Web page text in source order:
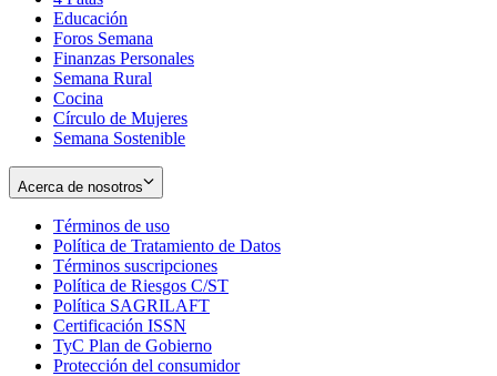
window
new
window
Educación
Foros Semana
Finanzas Personales
Semana Rural
Cocina
Círculo de Mujeres
Semana Sostenible
Acerca de nosotros
Términos de uso
in
new
window
Política de Tratamiento de Datos
Términos suscripciones
in
Política de Riesgos C/ST
Política SAGRILAFT
new
window
Certificación ISSN
in
new
TyC Plan de Gobierno
in
Protección del consumidorOpens